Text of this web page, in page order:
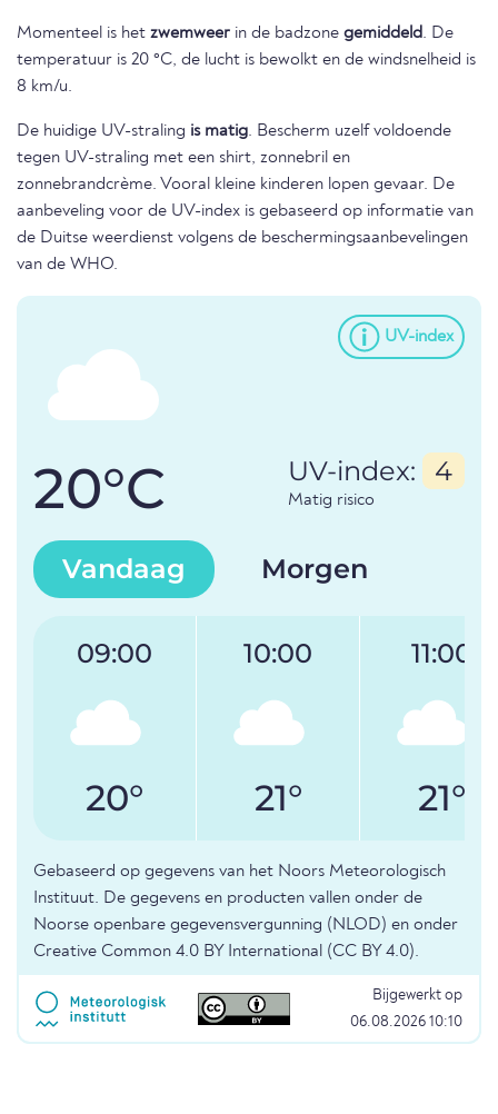
Momenteel is het zwemweer in de badzone gemiddeld. De
temperatuur is 20 °C, de lucht is bewolkt en de windsnelheid is
8 km/u.
De huidige UV-straling is matig. Bescherm uzelf voldoende
tegen UV-straling met een shirt, zonnebril en
zonnebrandcrème. Vooral kleine kinderen lopen gevaar. De
aanbeveling voor de UV-index is gebaseerd op informatie van
de Duitse weerdienst volgens de beschermingsaanbevelingen
van de WHO.
UV-index
20°C UV-index: 4
Matig risico
Vandaag Morgen
09:00
20°
10:00
21°
11:00
21°
Gebaseerd op gegevens van het Noors Meteorologisch
Instituut. De gegevens en producten vallen onder de
Noorse openbare gegevensvergunning (NLOD) en onder
Creative Common 4.0 BY International (CC BY 4.0).
Bijgewerkt op
06.08.2026 10:10